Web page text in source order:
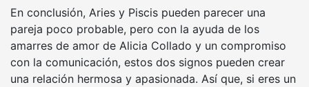
En conclusión, Aries y Piscis pueden parecer una
pareja poco probable, pero con la ayuda de los
amarres de amor de Alicia Collado y un compromiso
con la comunicación, estos dos signos pueden crear
una relación hermosa y apasionada. Así que, si eres un